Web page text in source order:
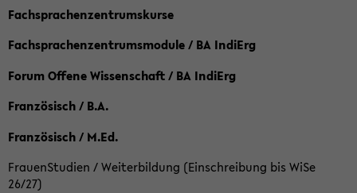
Fachsprachenzentrumskurse
Fachsprachenzentrumsmodule / BA IndiErg
Forum Offene Wissenschaft / BA IndiErg
Französisch / B.A.
Französisch / M.Ed.
FrauenStudien / Weiterbildung (Einschreibung bis WiSe
26/27)